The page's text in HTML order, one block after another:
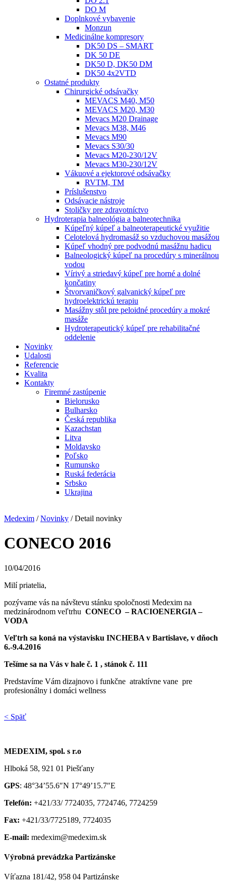
DO M
Doplnkové vybavenie
Monzun
Medicinálne kompresory
DK50 DS – SMART
DK 50 DE
DK50 D, DK50 DM
DK50 4x2VTD
Ostatné produkty
Chirurgické odsávačky
MEVACS M40, M50
MEVACS M20, M30
Mevacs M20 Drainage
Mevacs M38, M46
Mevacs M90
Mevacs S30/30
Mevacs M20-230/12V
Mevacs M30-230/12V
Vákuové a ejektorové odsávačky
RVTM, TM
Príslušenstvo
Odsávacie nástroje
Stoličky pre zdravotníctvo
Hydroterapia balneológia a balneotechnika
Kúpeľný kúpeľ a balneoterapeutické využitie
Celotelová hydromasáž so vzduchovou masážou
Kúpeľ vhodný pre podvodnú masážnu hadicu
Balneologický kúpeľ na procedúry s minerálnou
vodou
Vírivý a striedavý kúpeľ pre horné a dolné
končatiny
Štvorvaničkový galvanický kúpeľ pre
hydroelektrickú terapiu
Masážny stôl pre peloidné procedúry a mokré
masáže
Hydroterapeutický kúpeľ pre rehabilitačné
oddelenie
Novinky
Udalosti
Referencie
Kvalita
Kontakty
Firemné zastúpenie
Bielorusko
Bulharsko
Česká republika
Kazachstan
Litva
Moldavsko
Poľsko
Rumunsko
Ruská federácia
Srbsko
Ukrajina
Medexim /Novinky / Detail novinky
CONECO 2016
10/04/2016
Milí priatelia,
pozývame vás na návštevu stánku spoločnosti Medexim na
medzinárodnom veľtrhu CONECO – RACIOENERGIA –
VODA
Veľtrh sa koná na výstavisku INCHEBA v Bartislave, v dňoch
6.-9.4.2016
Tešíme sa na Vás v hale č. 1 , stánok č. 111
Predstavíme Vám dizajnovo i funkčne atraktívne vane pre
profesionálny i domáci wellness
< Späť
MEDEXIM, spol. s r.o
Hlboká 58, 921 01 Piešťany
GPS: 48°34’55.6″N 17°49’15.7″E
Telefón: +421/33/ 7724035, 7724746, 7724259
Fax: +421/33/7725189, 7724035
E-mail: medexim@medexim.sk
Výrobná prevádzka Partizánske
Víťazna 181/42, 958 04 Partizánske